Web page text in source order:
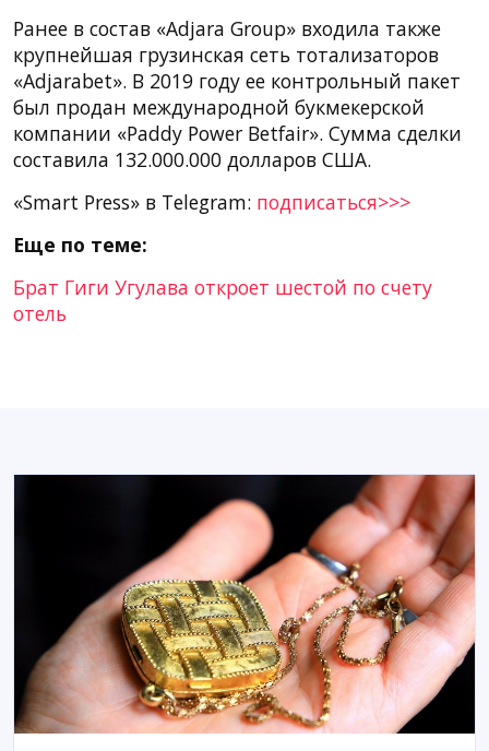
Ранее в состав «Adjara Group» входила также
крупнейшая грузинская сеть тотализаторов
«Adjarabet». В 2019 году ее контрольный пакет
был продан международной букмекерской
компании «Paddy Power Betfair». Сумма сделки
составила 132.000.000 долларов США.
«Smart Press» в Telegram: подписаться>>>
Еще по теме:
Брат Гиги Угулава откроет шестой по счету
отель